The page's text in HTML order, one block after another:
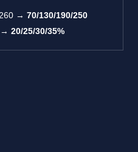
→ 70/130/190/250
→ 20/25/30/35%